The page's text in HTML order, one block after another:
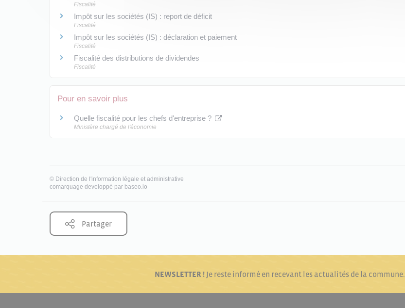
Fiscalité
Impôt sur les sociétés (IS) : report de déficit
Fiscalité
Impôt sur les sociétés (IS) : déclaration et paiement
Fiscalité
Fiscalité des distributions de dividendes
Fiscalité
Pour en savoir plus
Quelle fiscalité pour les chefs d'entreprise ?
Ministère chargé de l'économie
© Direction de l'information légale et administrative
comarquage developpé par baseo.io
Partager
NEWSLETTER !Je reste informé en recevant les actualités de la commune.